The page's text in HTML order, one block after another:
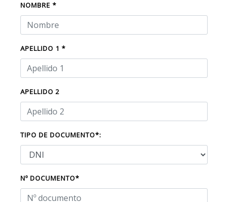
NOMBRE *
APELLIDO 1 *
APELLIDO 2
TIPO DE DOCUMENTO*:
Nº DOCUMENTO*